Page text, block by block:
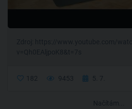
182 9453 5. 7.
Načítám...